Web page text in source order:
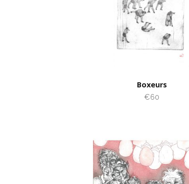
Boxeurs
€60